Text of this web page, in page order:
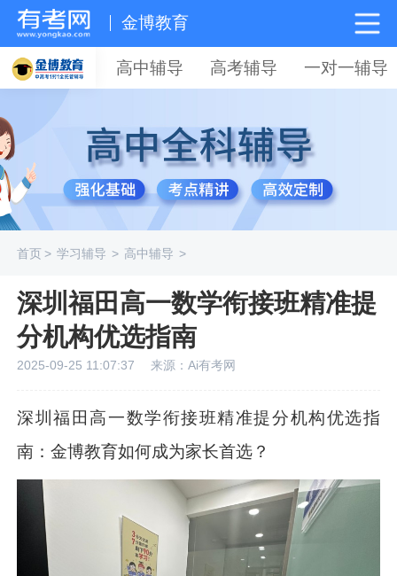
金博教育
高中辅导 高考辅导 一对一辅导
首页> 学习辅导 > 高中辅导 >
深圳福田高一数学衔接班精准提
分机构优选指南
2025-09-25 11:07:37 来源：Ai有考网
深圳福田高一数学衔接班精准提分机构优选指
南：金博教育如何成为家长首选？